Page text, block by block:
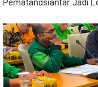
Pematangsiantar Jadi
2026